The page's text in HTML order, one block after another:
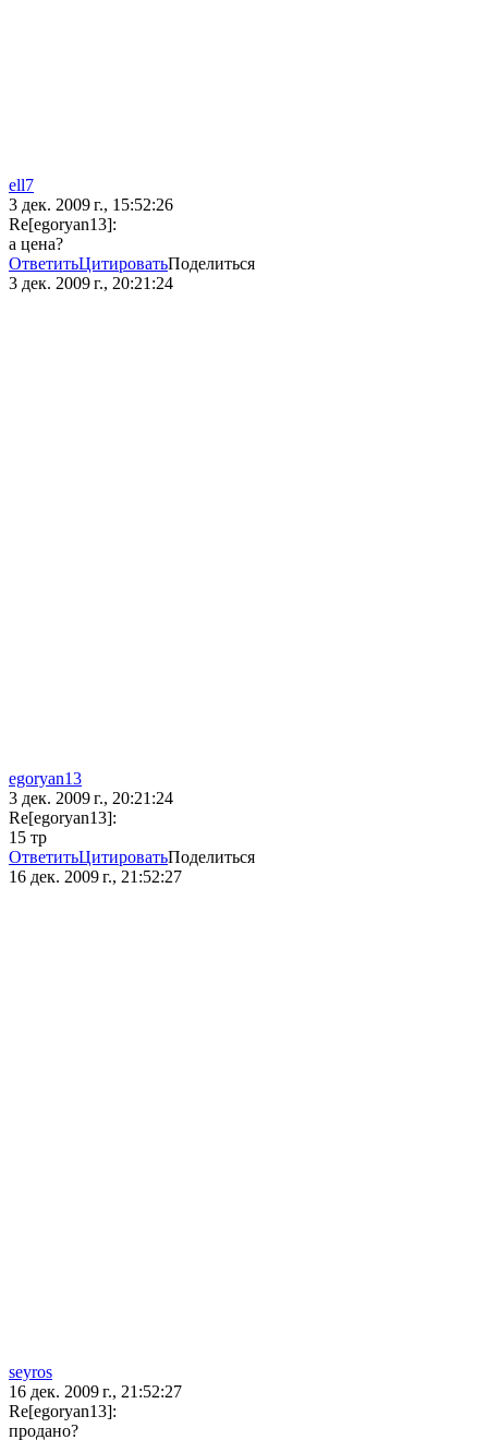
ell7
3 дек. 2009 г., 15:52:26
Re[egoryan13]:
а цена?
ОтветитьЦитироватьПоделиться
3 дек. 2009 г., 20:21:24
egoryan13
3 дек. 2009 г., 20:21:24
Re[egoryan13]:
15 тр
ОтветитьЦитироватьПоделиться
16 дек. 2009 г., 21:52:27
seyros
16 дек. 2009 г., 21:52:27
Re[egoryan13]:
продано?